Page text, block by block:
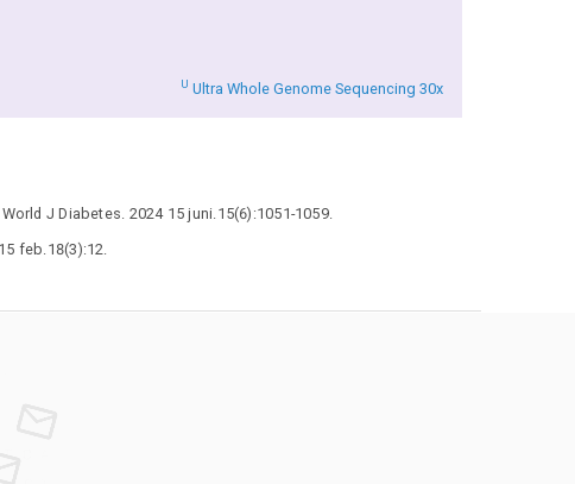
U Ultra Whole Genome Sequencing 30x
J Diabetes. 2024 15 juni.15(6):1051-1059.
feb.18(3):12.